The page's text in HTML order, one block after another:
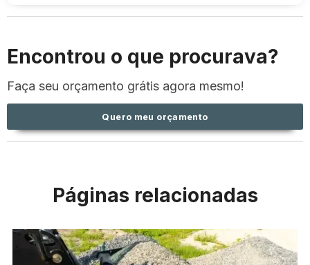
Encontrou o que procurava?
Faça seu orçamento grátis agora mesmo!
Quero meu orçamento
Páginas relacionadas